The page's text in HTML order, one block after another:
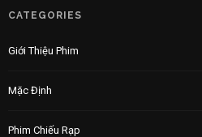
CATEGORIES
Giới Thiệu Phim
Mặc Định
Phim Chiếu Rạp